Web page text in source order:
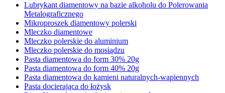
Lubrykant diamentowy na bazie alkoholu do Polerowania
Metalograficznego
Mikroproszek diamentowy polerski
Mleczko diamentowe
Mleczko polerskie do aluminium
Mleczko polerskie do mosiądzu
Pasta diamentowa do form 30% 20g
Pasta diamentowa do form 40% 20g
Pasta diamentowa do kamieni naturalnych-wapiennych
Pasta docierająca do łożysk